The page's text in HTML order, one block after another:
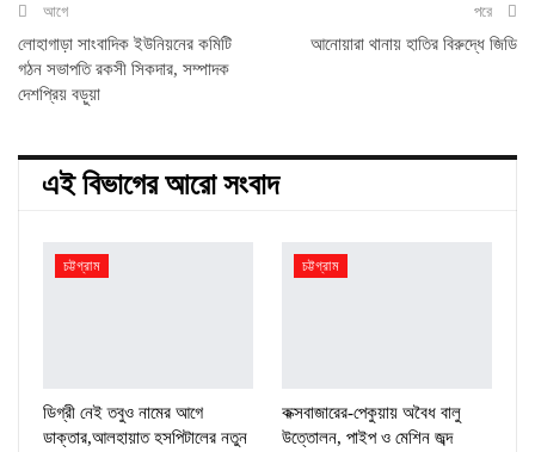
আগে
লোহাগাড়া সাংবাদিক ইউনিয়নের কমিটি
গঠন সভাপতি রকসী সিকদার, সম্পাদক
দেশপ্রিয় বড়ুয়া
পরে
আনোয়ারা থানায় হাতির বিরুদ্ধে জিডি
এই বিভাগের আরো সংবাদ
চট্টগ্রাম
ডিগ্রী নেই তবুও নামের আগে
ডাক্তার,আলহায়াত হসপিটালের নতুন
চট্টগ্রাম
কক্সবাজারের-পেকুয়ায় অবৈধ বালু
উত্তোলন, পাইপ ও মেশিন জব্দ